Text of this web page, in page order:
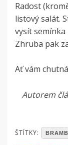
Radost
listový salát.
vysít
Zhruba pak
Ať vám
Autorem
POSTED
ŠTÍTKY: